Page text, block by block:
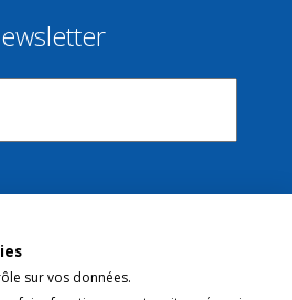
sur vos données.